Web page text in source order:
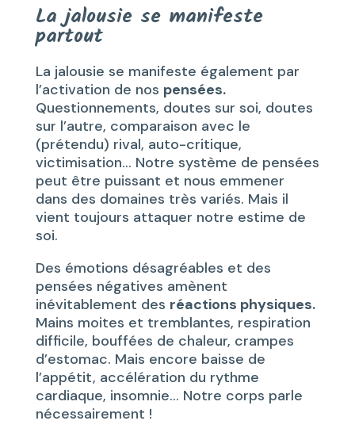
La jalousie se manifeste
partout
La jalousie se manifeste également par
l’activation de nos pensées.
Questionnements, doutes sur soi, doutes
sur l’autre, comparaison avec le
(prétendu) rival, auto-critique,
victimisation… Notre système de pensées
peut être puissant et nous emmener
dans des domaines très variés. Mais il
vient toujours attaquer notre estime de
soi.
Des émotions désagréables et des
pensées négatives amènent
inévitablement des réactions physiques.
Mains moites et tremblantes, respiration
difficile, bouffées de chaleur, crampes
d’estomac. Mais encore baisse de
l’appétit, accélération du rythme
cardiaque, insomnie… Notre corps parle
nécessairement !